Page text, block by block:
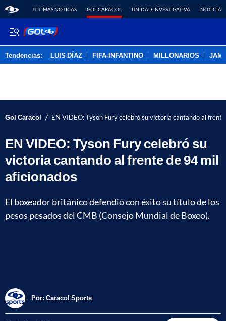
ÚLTIMAS NOTICAS GOL CARACOL UNIDAD INVESTIGATIVA NOTICIAS
Tendencias: LUIS DÍAZ FIFA-INFANTINO MILLONARIOS
Gol Caracol / EN VIDEO: Tyson Fury celebró su victoria cantando al
EN VIDEO: Tyson Fury celebró su
victoria cantando al frente de 94 mil
aficionados
El boxeador británico defendió con éxito su título de los
pesos pesados del CMB (Consejo Mundial de Boxeo).
Por: Caracol Sports